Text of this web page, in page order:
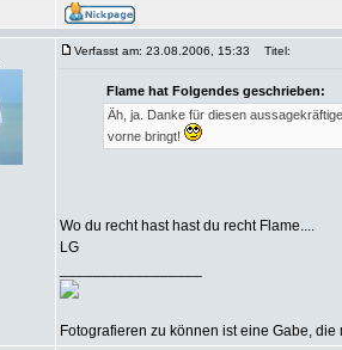
Verfasst am: 23.08.2006, 15:33 Titel:
Flame hat Folgendes geschrieben:
Äh, ja. Danke für diesen
vorne bringt!
Wo du recht hast hast du recht Flame....
LG
Fotografieren zu können ist eine Gabe, die